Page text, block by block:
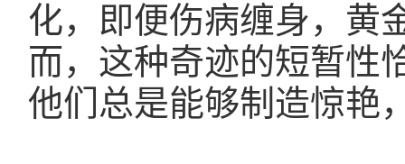
化，即便伤病缠身，黄
而，这种奇迹的短暂
他们总是能够制造惊艳